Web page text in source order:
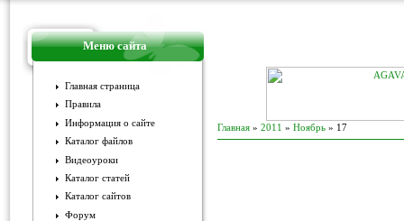
Меню сайта
Главная страница
Правила
Информация о сайте
Каталог файлов
Видеоуроки
Каталог статей
Каталог сайтов
Форум
Главная » 2011 » Ноябрь » 17